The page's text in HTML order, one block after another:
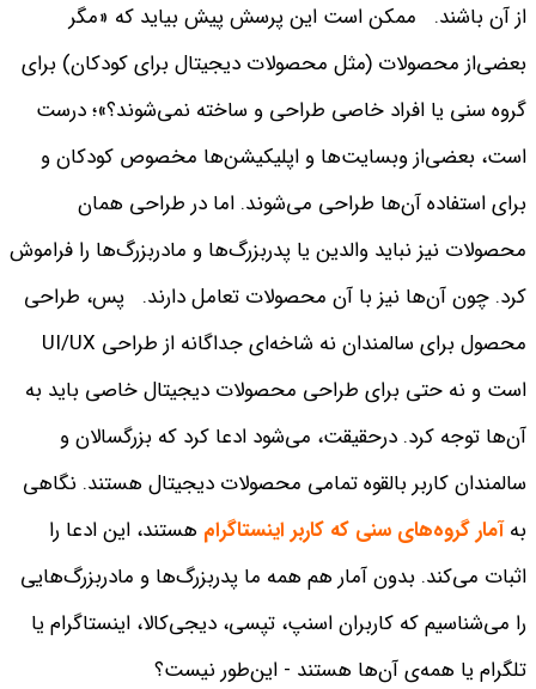
از آن باشند.
ممکن است این پرسش پیش بیاید که «مگر
بعضی‌از محصولات (مثل محصولات دیجیتال برای کودکان) برای
گروه سنی یا افراد خاصی طراحی و ساخته نمی‌شوند؟»؛درست
است، بعضی‌از وبسایت‌ها و اپلیکیشن‌ها مخصوص کودکان و
برای استفاده آن‌ها طراحی می‌شوند. اما در طراحی همان‌
محصولات نیز نباید والدین یا پدربزرگ‌ها و مادربزرگ‌ها را فراموش
کرد. چون آن‌ها نیز با آن محصولات تعامل دارند. پس، طراحی
محصول برای سالمندان نه شاخه‌ای جداگانه از طراحی UI/UX
است و نه حتی برای طراحی محصولات دیجیتال خاصی باید به
آن‌ها توجه کرد. درحقیقت، می‌شود ادعا کرد که بزرگسالان و
سالمندان کاربر بالقوه تمامی محصولات دیجیتال هستند. نگاهی
بهآمار گروه‌های سنی که کاربر اینستاگرام هستند، این ادعا را
اثبات می‌کند. بدون آمار هم همه ما پدربزرگ‌ها و مادربزرگ‌هایی
را می‌شناسیم که کاربران اسنپ، تپسی، دیجی‌کالا، اینستاگرام یا
تلگرام یا همه‌‌ی آن‌ها هستند - این‌طور نیست؟